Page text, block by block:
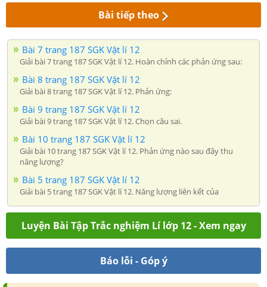
Bài tiếp theo
Bài 7 trang 187 SGK Vật lí 12
Giải bài 7 trang 187 SGK Vật lí 12. Hoàn chỉnh các phản ứng sau:
Bài 8 trang 187 SGK Vật lí 12
Giải bài 8 trang 187 SGK Vật lí 12. Phản ứng:
Bài 9 trang 187 SGK Vật lí 12
Giải bài 9 trang 187 SGK Vật lí 12. Chọn câu sai.
Bài 10 trang 187 SGK Vật lí 12
Giải bài 10 trang 187 SGK Vật lí 12. Phản ứng nào sau đây thu
năng lượng?
Bài 5 trang 187 SGK Vật lí 12
Giải bài 5 trang 187 SGK Vật lí 12. Năng lượng liên kết của
Luyện Bài Tập Trắc nghiệm Lí lớp 12 - Xem ngay
Báo lỗi - Góp ý